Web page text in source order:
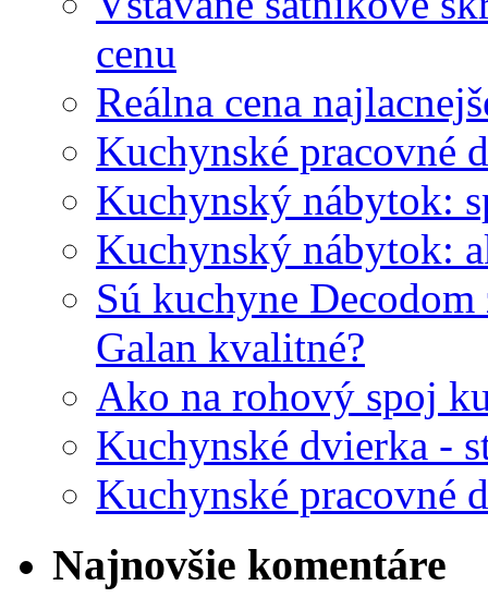
cenu
Reálna cena
Kuchynské pracovné
Kuchynský nábytok:
Kuchynský nábytok:
Sú kuchyne
Galan kvalitné?
Ako na rohový spoj
Kuchynské dvierka -
Kuchynské pracovné
Najnovšie komentáre